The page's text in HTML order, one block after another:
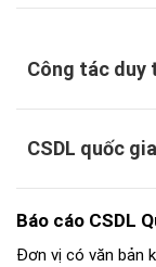
Công tác duy
CSDL quốc gia
Báo cáo CSDL
Đơn vị có văn bản